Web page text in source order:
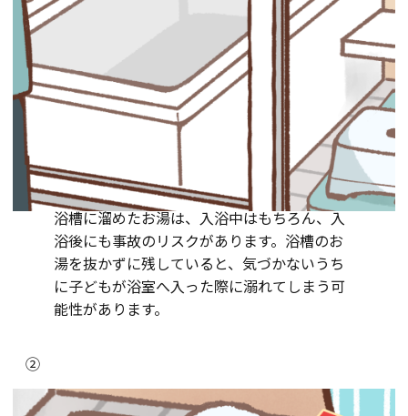
浴槽に溜めたお湯は、入浴中はもちろん、入
浴後にも事故のリスクがあります。浴槽のお
湯を抜かずに残していると、気づかないうち
に子どもが浴室へ入った際に溺れてしまう可
能性があります。
②